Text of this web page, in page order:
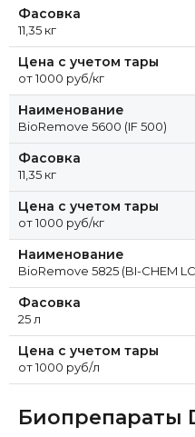
Фасовка
11,35 кг
Цена с учетом тары
от 1000 руб/кг
Наименование
BioRemove 5600 (IF 500)
Фасовка
11,35 кг
Цена с учетом тары
от 1000 руб/кг
Наименование
BioRemove 5825 (BI-CHEM LC
Фасовка
25 л
Цена с учетом тары
от 1000 руб/л
Биопрепараты